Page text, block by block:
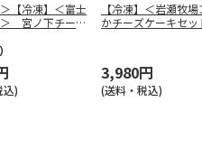
【冷凍】＜富士
宮ノ下チーズ
込)
【冷凍】＜岩瀬牧
かチーズケーキセッ
3,980円
(送料・税込)